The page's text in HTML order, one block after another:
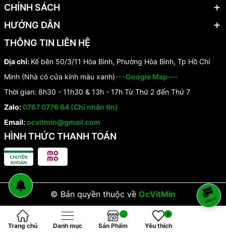
CHÍNH SÁCH
HƯỚNG DẪN
THÔNG TIN LIÊN HỆ
Địa chỉ: Kế bên 50/3/11 Hòa Bình, Phường Hòa Bình, Tp Hồ Chí
Minh (Nhà có cửa kính màu xanh)---Google Map---
Thời gian: 8h30 - 11h30 & 13h - 17h Từ Thứ 2 đến Thứ 7
Zalo:0767 0776 64 (Chỉ nhắn tin)
Email:ocvitmin@gmail.com
HÌNH THỨC THANH TOÁN
© Bản quyền thuộc về OcVitMin
Trang chủ Danh mục Sản Phẩm
0
Yêu thích